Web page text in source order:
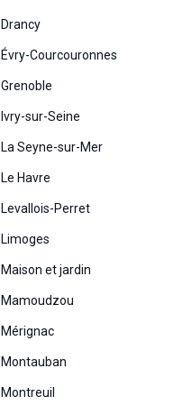
Drancy
Évry-Courcouronnes
Grenoble
Ivry-sur-Seine
La Seyne-sur-Mer
Le Havre
Levallois-Perret
Limoges
Maison et jardin
Mamoudzou
Mérignac
Montauban
Montreuil